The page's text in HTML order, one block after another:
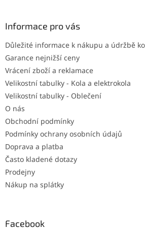
Informace pro vás
Důležité informace k nákupu a údržbě
Garance nejnižší ceny
Vrácení zboží a reklamace
Velikostní tabulky - Kola a elektrokola
Velikostní tabulky - Oblečení
O nás
Obchodní podmínky
Podmínky ochrany osobních údajů
Doprava a platba
Často kladené dotazy
Prodejny
Nákup na splátky
Facebook